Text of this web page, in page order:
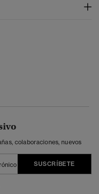
colaboraciones, nuevos
SUSCRÍBETE